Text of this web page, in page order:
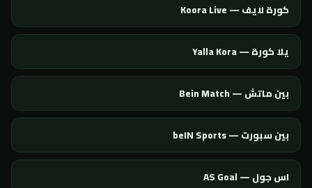
كورة لايف — Koora Live
يلا كورة — Yalla Kora
بين ماتش — Bein Match
بين سبورت — beIN Sports
اس جول — AS Goal